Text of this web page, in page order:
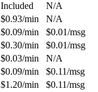
Included
N/A
$0.93/min
N/A
$0.09/min $0.01/msg
$0.30/min $0.01/msg
$0.03/min
N/A
$0.09/min $0.11/msg
$1.20/min $0.11/msg